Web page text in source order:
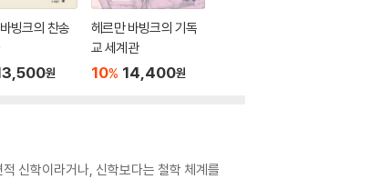
빙크의 찬송
원
헤르만 바빙크의 기독
교 세계관
10% 14,400원
신학이라거나, 신학보다는 철학 체계를